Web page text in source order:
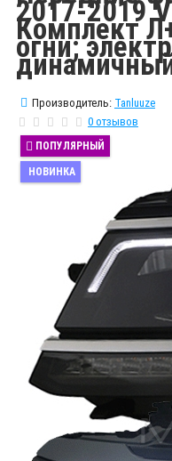
2017-2019
Комплект
огни;
Производитель: Tanluuze
0 отзывов
ПОПУЛЯРНЫЙ
НОВИНКА